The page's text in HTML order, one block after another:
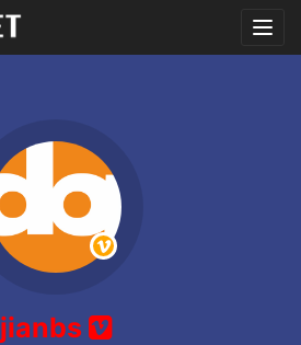
jianbs